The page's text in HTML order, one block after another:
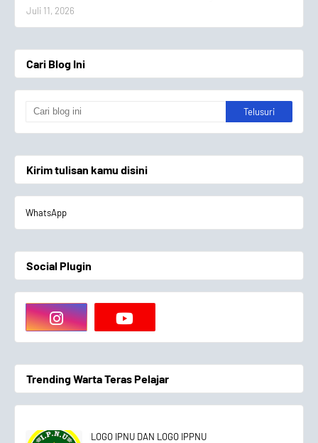
Juli 11, 2026
Cari Blog Ini
Kirim tulisan kamu disini
WhatsApp
Social Plugin
Trending Warta Teras Pelajar
LOGO IPNU DAN LOGO IPPNU